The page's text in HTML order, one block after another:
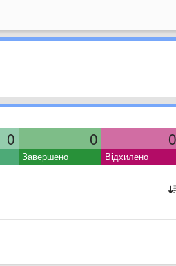
0 0 0
Завершено Відхилено